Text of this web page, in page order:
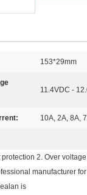
153*29mm
11.4VDC -
10A, 2A, 8A,
2. Over
manufacturer
is